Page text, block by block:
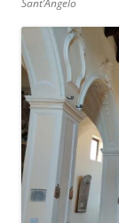
Sant’Angelo